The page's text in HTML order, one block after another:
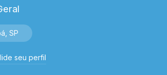
SP
seu perfil